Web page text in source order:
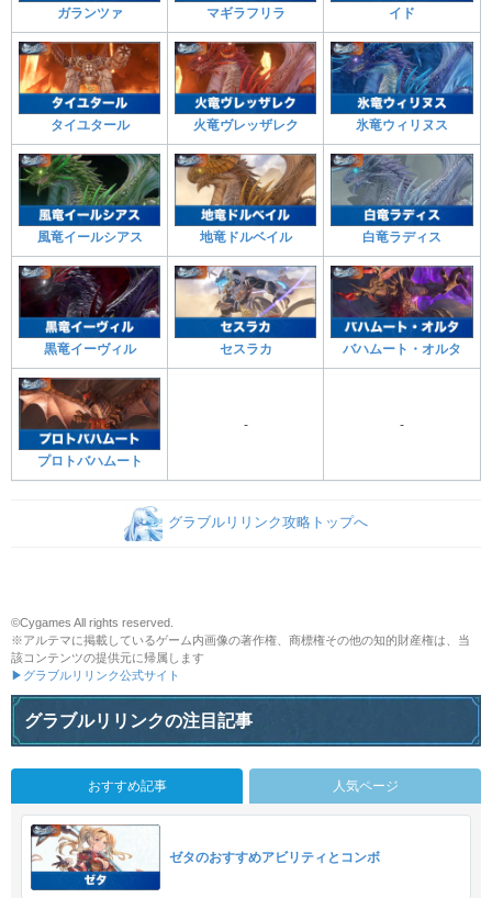
ガランツァ マギラフリラ イド
タイユタール 火竜ヴレッザレク 氷竜ウィリヌス
風竜イールシアス 地竜ドルベイル 白竜ラディス
黒竜イーヴィル セスラカ バハムート・オルタ
プロトバハムート
- -
グラブルリリンク攻略トップへ
©Cygames All rights reserved.
※アルテマに掲載しているゲーム内画像の著作権、商標権その他の知的財産権は、当
該コンテンツの提供元に帰属します
▶グラブルリリンク公式サイト
グラブルリリンクの注目記事
おすすめ記事 人気ページ
ゼタのおすすめアビリティとコンボ